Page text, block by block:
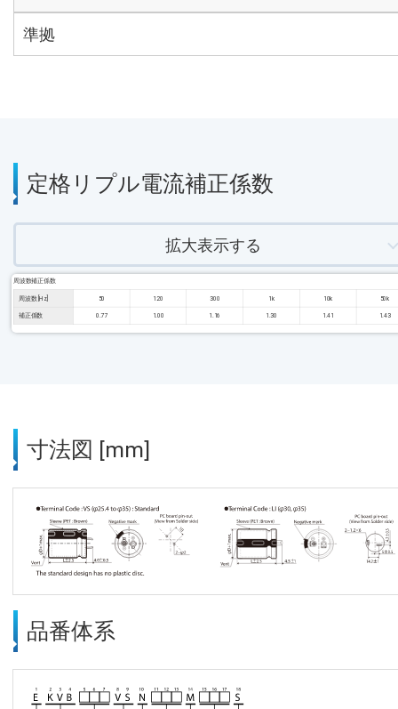
準拠
定格リプル電流補正係数
拡大表示する
周波数補正係数
周波数 [Hz] 50 120 300 1k 10k 50k
補正係数 0.77 1.00 1.16 1.30 1.41 1.43
寸法図 [mm]
品番体系